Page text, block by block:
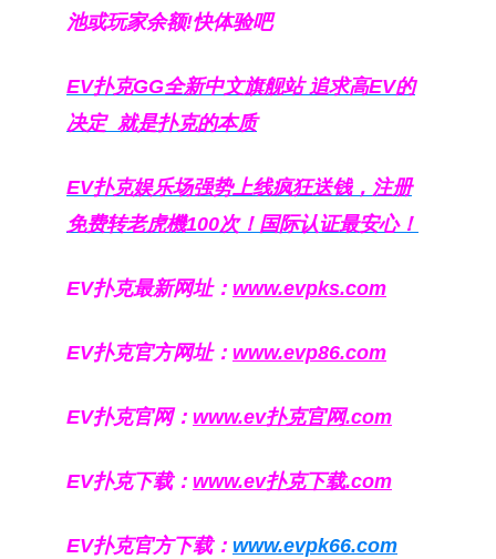
池或玩家余额!快体验吧
EV扑克GG全新中文旗舰站追求高EV的
决定 就是扑克的本质
EV扑克娱乐场强势上线疯狂送钱，注册
免费转老虎機100次！国际认证最安心！
EV扑克最新网址： www.evpks.com
EV扑克官方网址： www.evp86.com
EV扑克官网： www.ev扑克官网.com
EV扑克下载： www.ev扑克下载.com
EV扑克官方下载： www.evpk66.com